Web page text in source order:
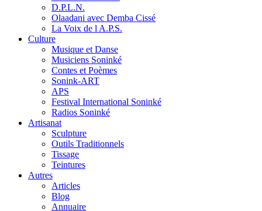
D.P.L.N.
Olaadani avec Demba Cissé
La Voix de l A.P.S.
Culture
Musique et Danse
Musiciens Soninké
Contes et Poèmes
Sonink-ART
APS
Festival International Soninké
Radios Soninké
Artisanat
Sculpture
Outils Traditionnels
Tissage
Teintures
Autres
Articles
Blog
Annuaire